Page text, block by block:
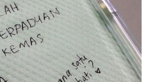
singgah Giant beli barang
dalam kereta tu biasalah kan
anak-anak jalan sampai masuk
anak 4 macam kami ni bahagi-
siapa... dan biasanya aku akan